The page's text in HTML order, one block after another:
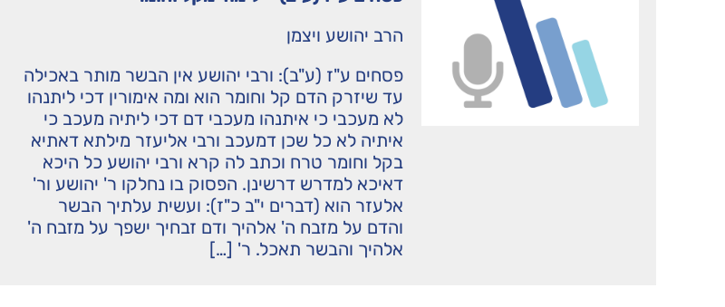
הרב יהושע ויצמן
פסחים ע"ז (ע"ב): ורבי יהושע אין הבשר מותר באכילה
עד שיזרק הדם קל וחומר הוא ומה אימורין דכי ליתנהו
לא מעכבי כי איתנהו מעכבי דם דכי ליתיה מעכב כי
איתיה לא כל שכן דמעכב ורבי אליעזר מילתא דאתיא
בקל וחומר טרח וכתב לה קרא ורבי יהושע כל היכא
דאיכא למדרש דרשינן. הפסוק בו נחלקו ר' יהושע ור'
אלעזר הוא (דברים י"ב כ"ז): ועשית עלתיך הבשר
והדם על מזבח ה' אלהיך ודם זבחיך ישפך על מזבח ה'
אלהיך והבשר תאכל. ר' […]